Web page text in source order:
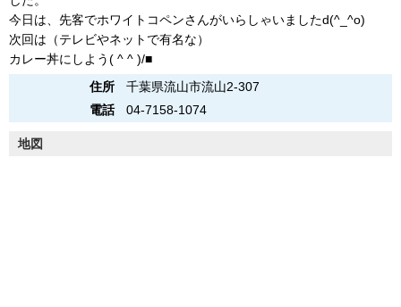
今日は、先客でホワイトコペンさんがいらしゃいましたd(^_^o)
次回は（テレビやネットで有名な）
カレー丼にしよう( ^ ^ )/■
住所
千葉県流山市流山2-307
電話
04-7158-1074
地図